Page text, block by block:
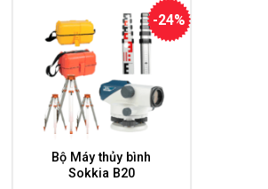
-24%
Bộ Máy thủy bình
Sokkia B20